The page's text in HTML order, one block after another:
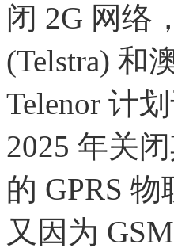
闭 2G 网络
(Telstra) 和
Telenor 计
2025 年关
的 GPRS
又因为